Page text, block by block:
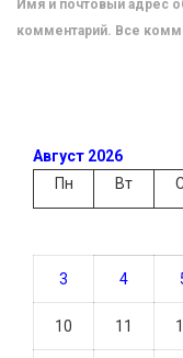
Имя и почтовый адрес
комментарий. Все
Август 2026
Пн
Вт
3 4
10 11